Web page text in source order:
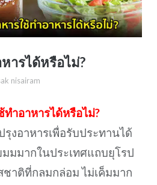
ารได้หรือไม่?
nisairam
ทำอาหารได้หรือไม่?
รุงอาหารเพื่อรับประทานได้
มมากในประเทศแถบยุโรป
าติที่กลมกล่อม ไม่เค็มมาก